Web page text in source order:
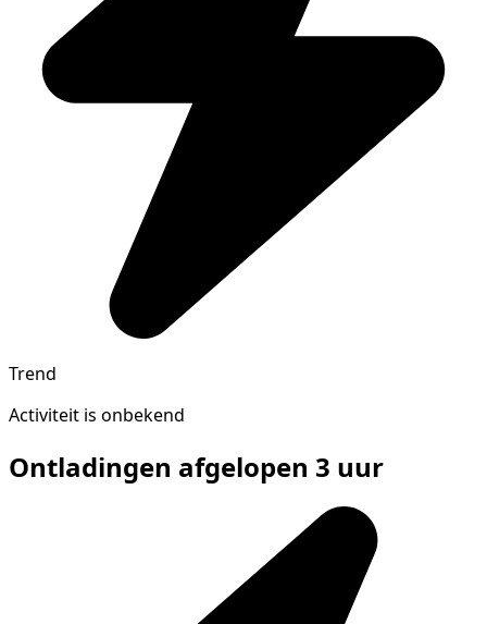
Trend
Activiteit is onbekend
Ontladingen afgelopen 3 uur